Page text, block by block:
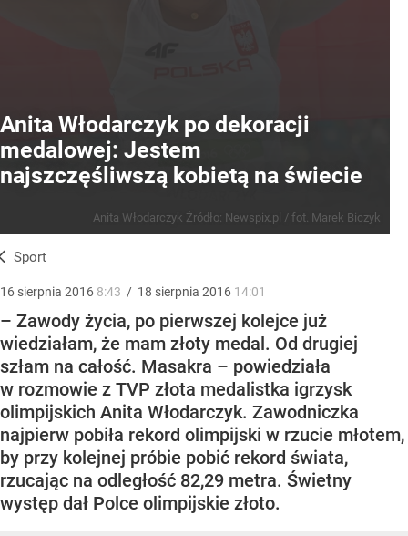
Anita Włodarczyk po dekoracji
medalowej: Jestem
najszczęśliwszą kobietą na świecie
Anita Włodarczyk Źródło: Newspix.pl / fot. Marek Biczyk
Sport
16 sierpnia 2016 8:43 / 18 sierpnia 2016 14:01
– Zawody życia, po pierwszej kolejce już
wiedziałam, że mam złoty medal. Od drugiej
szłam na całość. Masakra – powiedziała
w rozmowie z TVP złota medalistka igrzysk
olimpijskich Anita Włodarczyk. Zawodniczka
najpierw pobiła rekord olimpijski w rzucie młotem,
by przy kolejnej próbie pobić rekord świata,
rzucając na odległość 82,29 metra. Świetny
występ dał Polce olimpijskie złoto.